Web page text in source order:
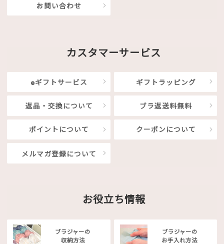
お問い合わせ
カスタマーサービス
eギフトサービス ギフトラッピング
返品・交換について ブラ返送料無料
ポイントについて クーポンについて
メルマガ登録について
お役立ち情報
ブラジャーの
収納方法
ブラジャーの
お手入れ方法